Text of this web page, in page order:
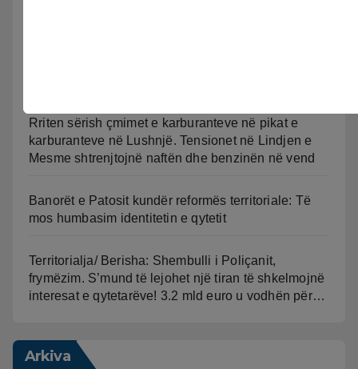
Rriten sërish çmimet e karburanteve në pikat e
karburanteve në Lushnjë. Tensionet në Lindjen e
Mesme shtrenjtojnë naftën dhe benzinën në vend
Banorët e Patosit kundër reformës territoriale: Të
mos humbasim identitetin e qytetit
Territorialja/ Berisha: Shembulli i Poliçanit,
frymëzim. S’mund të lejohet një tiran të shkelmojnë
interesat e qytetarëve! 3.2 mld euro u vodhën për…
Arkiva